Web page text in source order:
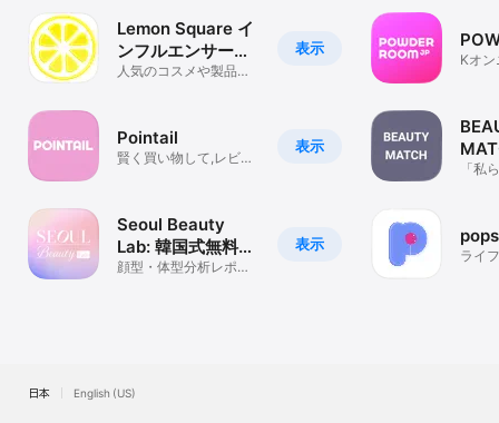
表示
Lemon Square イ
ンフルエンサー向
けギフトサービス
人気のコスメや製品を
表示
Pointail
賢く買い物して,レビュ
表示
Seoul Beauty
Lab: 韓国式無料顔
型・体型診断
顔型・体型分析レポー
Kオ
テ
「私
ライ
日本 English (US)